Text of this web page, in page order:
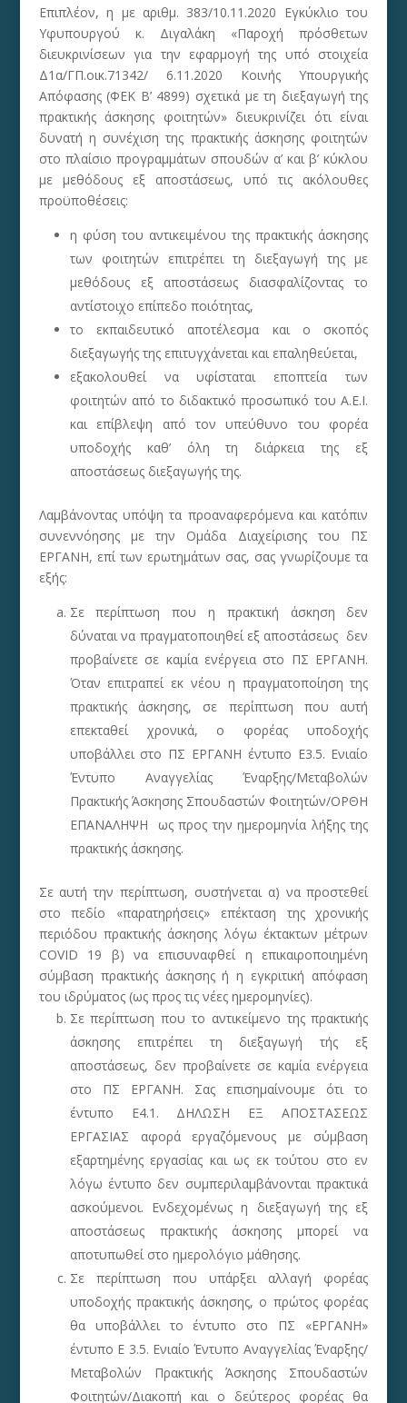
Επιπλέον, η με αριθμ. 383/10.11.2020 Εγκύκλιο του
Υφυπουργού κ. Διγαλάκη «Παροχή πρόσθετων
διευκρινίσεων για την εφαρμογή της υπό στοιχεία
Δ1α/ΓΠ.οικ.71342/ 6.11.2020 Κοινής Υπουργικής
Απόφασης (ΦΕΚ Β’ 4899) σχετικά με τη διεξαγωγή της
πρακτικής άσκησης φοιτητών» διευκρινίζει ότι είναι
δυνατή η συνέχιση της πρακτικής άσκησης φοιτητών
στο πλαίσιο προγραμμάτων σπουδών α’ και β’ κύκλου
με μεθόδους εξ αποστάσεως, υπό τις ακόλουθες
προϋποθέσεις:
η φύση του αντικειμένου της πρακτικής άσκησης
των φοιτητών επιτρέπει τη διεξαγωγή της με
μεθόδους εξ αποστάσεως διασφαλίζοντας το
αντίστοιχο επίπεδο ποιότητας,
το εκπαιδευτικό αποτέλεσμα και ο σκοπός
διεξαγωγής της επιτυγχάνεται και επαληθεύεται,
εξακολουθεί να υφίσταται εποπτεία των
φοιτητών από το διδακτικό προσωπικό του Α.Ε.Ι.
και επίβλεψη από τον υπεύθυνο του φορέα
υποδοχής καθ’ όλη τη διάρκεια της εξ
αποστάσεως διεξαγωγής της.
Λαμβάνοντας υπόψη τα προαναφερόμενα και κατόπιν
συνεννόησης με την Ομάδα Διαχείρισης του ΠΣ
ΕΡΓΑΝΗ, επί των ερωτημάτων σας, σας γνωρίζουμε τα
εξής:
Σε περίπτωση που η πρακτική άσκηση δεν
δύναται να πραγματοποιηθεί εξ αποστάσεως δεν
προβαίνετε σε καμία ενέργεια στο ΠΣ ΕΡΓΑΝΗ.
Όταν επιτραπεί εκ νέου η πραγματοποίηση της
πρακτικής άσκησης, σε περίπτωση που αυτή
επεκταθεί χρονικά, ο φορέας υποδοχής
υποβάλλει στο ΠΣ ΕΡΓΑΝΗ έντυπο Ε3.5. Ενιαίο
Έντυπο Αναγγελίας Έναρξης/Μεταβολών
Πρακτικής Άσκησης Σπουδαστών Φοιτητών/ΟΡΘΗ
ΕΠΑΝΑΛΗΨΗ ως προς την ημερομηνία λήξης της
πρακτικής άσκησης.
Σε αυτή την περίπτωση, συστήνεται α) να προστεθεί
στο πεδίο «παρατηρήσεις» επέκταση της χρονικής
περιόδου πρακτικής άσκησης λόγω έκτακτων μέτρων
COVID 19 β) να επισυναφθεί η επικαιροποιημένη
σύμβαση πρακτικής άσκησης ή η εγκριτική απόφαση
του ιδρύματος (ως προς τις νέες ημερομηνίες).
Σε περίπτωση που το αντικείμενο της πρακτικής
άσκησης επιτρέπει τη διεξαγωγή τής εξ
αποστάσεως, δεν προβαίνετε σε καμία ενέργεια
στο ΠΣ ΕΡΓΑΝΗ. Σας επισημαίνουμε ότι το
έντυπο Ε4.1. ΔΗΛΩΣΗ ΕΞ ΑΠΟΣΤΑΣΕΩΣ
ΕΡΓΑΣΙΑΣ αφορά εργαζόμενους με σύμβαση
εξαρτημένης εργασίας και ως εκ τούτου στο εν
λόγω έντυπο δεν συμπεριλαμβάνονται πρακτικά
ασκούμενοι. Ενδεχομένως η διεξαγωγή της εξ
αποστάσεως πρακτικής άσκησης μπορεί να
αποτυπωθεί στο ημερολόγιο μάθησης.
Σε περίπτωση που υπάρξει αλλαγή φορέας
υποδοχής πρακτικής άσκησης, ο πρώτος φορέας
θα υποβάλλει το έντυπο στο ΠΣ «ΕΡΓΑΝΗ»
έντυπο Ε 3.5. Ενιαίο Έντυπο Αναγγελίας Έναρξης/
Μεταβολών Πρακτικής Άσκησης Σπουδαστών
Φοιτητών/Διακοπή και ο δεύτερος φορέας θα